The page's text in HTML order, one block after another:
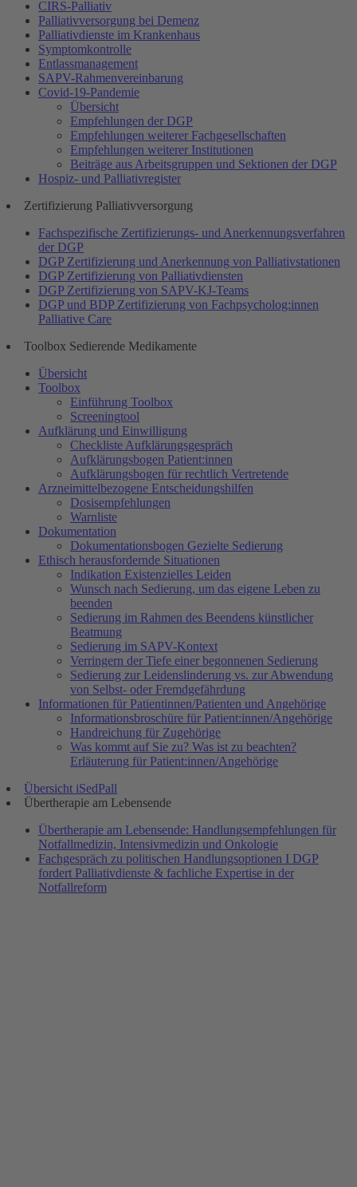
CIRS-Palliativ
Palliativversorgung bei Demenz
Palliativdienste im Krankenhaus
Symptomkontrolle
Entlassmanagement
SAPV-Rahmenvereinbarung
Covid-19-Pandemie
Übersicht
Empfehlungen der DGP
Empfehlungen weiterer Fachgesellschaften
Empfehlungen weiterer Institutionen
Beiträge aus Arbeitsgruppen und Sektionen der DGP
Hospiz- und Palliativregister
Zertifizierung Palliativversorgung
Fachspezifische Zertifizierungs- und Anerkennungsverfahren
der DGP
DGP Zertifizierung und Anerkennung von Palliativstationen
DGP Zertifizierung von Palliativdiensten
DGP Zertifizierung von SAPV-KJ-Teams
DGP und BDP Zertifizierung von Fachpsycholog:innen
Palliative Care
Toolbox Sedierende Medikamente
Übersicht
Toolbox
Einführung Toolbox
Screeningtool
Aufklärung und Einwilligung
Checkliste Aufklärungsgespräch
Aufklärungsbogen Patient:innen
Aufklärungsbogen für rechtlich Vertretende
Arzneimittelbezogene Entscheidungshilfen
Dosisempfehlungen
Warnliste
Dokumentation
Dokumentationsbogen Gezielte Sedierung
Ethisch herausfordernde Situationen
Indikation Existenzielles Leiden
Wunsch nach Sedierung, um das eigene Leben zu
beenden
Sedierung im Rahmen des Beendens künstlicher
Beatmung
Sedierung im SAPV-Kontext
Verringern der Tiefe einer begonnenen Sedierung
Sedierung zur Leidenslinderung vs. zur Abwendung
von Selbst- oder Fremdgefährdung
Informationen für Patientinnen/Patienten und Angehörige
Informationsbroschüre für Patient:innen/Angehörige
Handreichung für Zugehörige
Was kommt auf Sie zu? Was ist zu beachten?
Erläuterung für Patient:innen/Angehörige
Übersicht iSedPall
Übertherapie am Lebensende
Übertherapie am Lebensende: Handlungsempfehlungen für
Notfallmedizin, Intensivmedizin und Onkologie
Fachgespräch zu politischen Handlungsoptionen I DGP
fordert Palliativdienste & fachliche Expertise in der
Notfallreform